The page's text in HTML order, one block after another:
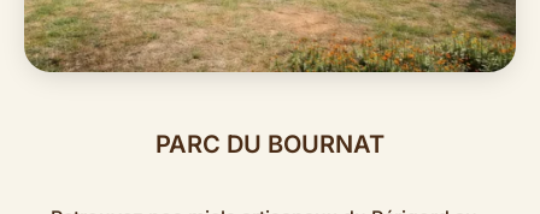
PARC DU BOURNAT